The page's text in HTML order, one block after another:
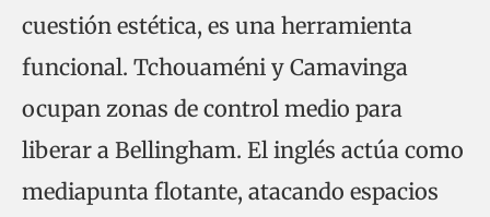
cuestión estética, es una herramienta
funcional. Tchouaméni y Camavinga
ocupan zonas de control medio para
liberar a Bellingham. El inglés actúa como
mediapunta flotante, atacando espacios